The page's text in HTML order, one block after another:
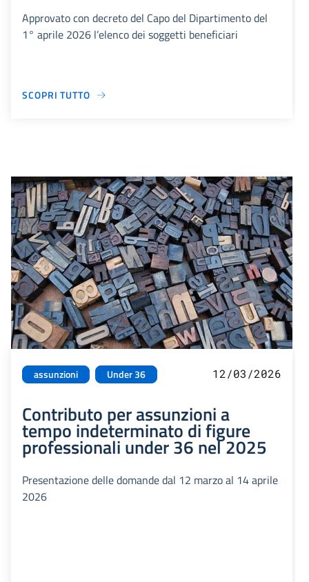
Approvato con decreto del Capo del Dipartimento del
1° aprile 2026 l’elenco dei soggetti beneficiari
SCOPRI TUTTO
assunzioni Under 36 12/03/2026
Contributo per assunzioni a
tempo indeterminato di figure
professionali under 36 nel 2025
Presentazione delle domande dal 12 marzo al 14 aprile
2026